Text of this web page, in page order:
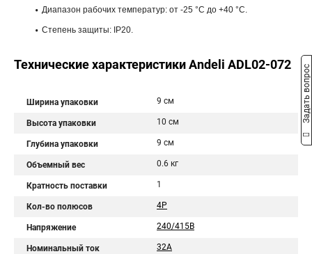
Диапазон рабочих температур: от -25 °С до +40 °С.
Степень защиты: IP20.
Технические характеристики Andeli ADL02-072
Ширина упаковки 9 см
Высота упаковки 10 см
Глубина упаковки 9 см
Объемный вес 0.6 кг
Кратность поставки 1
Кол-во полюсов 4P
Напряжение 240/415В
Номинальный ток 32A
Задать вопрос